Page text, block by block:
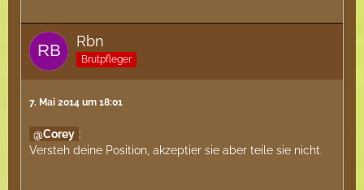
Rbn
Brutpfleger
7. Mai 2014 um 18:01
Corey :
Versteh deine Position, akzeptier sie aber teile sie nicht.